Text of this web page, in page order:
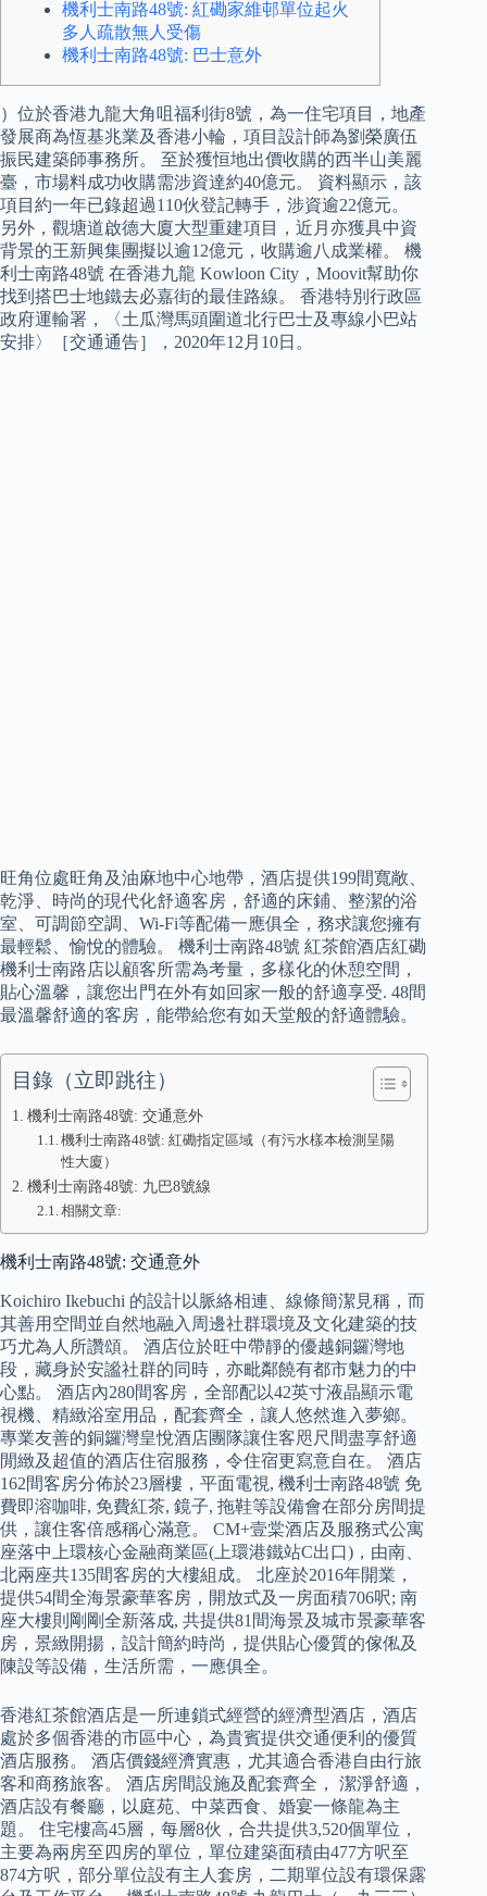
機利士南路48號: 紅磡家維邨單位起火
多人疏散無人受傷
機利士南路48號: 巴士意外
）位於香港九龍大角咀福利街8號，為一住宅項目，地產
發展商為恆基兆業及香港小輪，項目設計師為劉榮廣伍
振民建築師事務所。 至於獲恒地出價收購的西半山美麗
臺，市場料成功收購需涉資達約40億元。 資料顯示，該
項目約一年已錄超過110伙登記轉手，涉資逾22億元。
另外，觀塘道啟德大廈大型重建項目，近月亦獲具中資
背景的王新興集團擬以逾12億元，收購逾八成業權。 機
利士南路48號 在香港九龍 Kowloon City，Moovit幫助你
找到搭巴士地鐵去必嘉街的最佳路線。 香港特別行政區
政府運輸署，〈土瓜灣馬頭圍道北行巴士及專線小巴站
安排〉［交通通告］，2020年12月10日。
旺角位處旺角及油麻地中心地帶，酒店提供199間寬敞、
乾淨、時尚的現代化舒適客房，舒適的床鋪、整潔的浴
室、可調節空調、Wi-Fi等配備一應俱全，務求讓您擁有
最輕鬆、愉悅的體驗。 機利士南路48號 紅茶館酒店紅磡
機利士南路店以顧客所需為考量，多樣化的休憩空間，
貼心溫馨，讓您出門在外有如回家一般的舒適享受. 48間
最溫馨舒適的客房，能帶給您有如天堂般的舒適體驗。
目錄（立即跳往）
機利士南路48號: 交通意外
機利士南路48號: 紅磡指定區域（有污水樣本檢測呈陽
性大廈）
機利士南路48號: 九巴8號線
相關文章:
機利士南路48號: 交通意外
Koichiro Ikebuchi 的設計以脈絡相連、線條簡潔見稱，而
其善用空間並自然地融入周邊社群環境及文化建築的技
巧尤為人所讚頌。 酒店位於旺中帶靜的優越銅鑼灣地
段，藏身於安謐社群的同時，亦毗鄰饒有都市魅力的中
心點。 酒店內280間客房，全部配以42英寸液晶顯示電
視機、精緻浴室用品，配套齊全，讓人悠然進入夢鄉。
專業友善的銅鑼灣皇悅酒店團隊讓住客咫尺間盡享舒適
閒緻及超值的酒店住宿服務，令住宿更寫意自在。 酒店
162間客房分佈於23層樓，平面電視, 機利士南路48號 免
費即溶咖啡, 免費紅茶, 鏡子, 拖鞋等設備會在部分房間提
供，讓住客倍感稱心滿意。 CM+壹棠酒店及服務式公寓
座落中上環核心金融商業區(上環港鐵站C出口)，由南、
北兩座共135間客房的大樓組成。 北座於2016年開業，
提供54間全海景豪華客房，開放式及一房面積706呎; 南
座大樓則剛剛全新落成, 共提供81間海景及城市景豪華客
房，景緻開揚，設計簡約時尚，提供貼心優質的傢俬及
陳設等設備，生活所需，一應俱全。
香港紅茶館酒店是一所連鎖式經營的經濟型酒店，酒店
處於多個香港的市區中心，為貴賓提供交通便利的優質
酒店服務。 酒店價錢經濟實惠，尤其適合香港自由行旅
客和商務旅客。 酒店房間設施及配套齊全， 潔淨舒適，
酒店設有餐廳，以庭苑、中菜西食、婚宴一條龍為主
題。 住宅樓高45層，每層8伙，合共提供3,520個單位，
主要為兩房至四房的單位，單位建築面積由477方呎至
874方呎，部分單位設有主人套房，二期單位設有環保露